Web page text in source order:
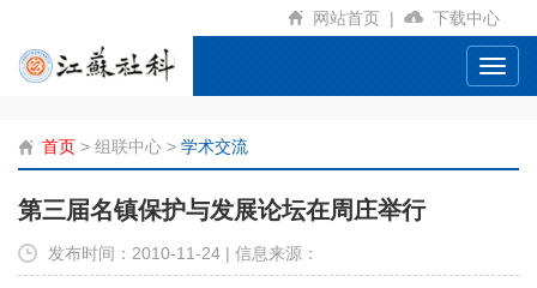
网站首页 | 下载中心
首页 > 组联中心 > 学术交流
第三届名镇保护与发展论坛在周庄举行
发布时间：2010-11-24 | 信息来源：